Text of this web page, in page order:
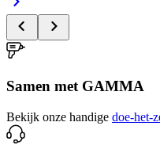
Samen met GAMMA
Bekijk onze handige doe-het-